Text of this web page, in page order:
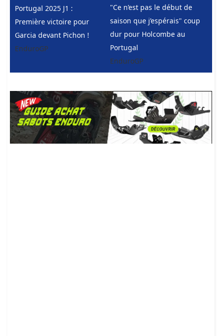
Portugal 2025 J1 :
Première victoire pour
Garcia devant Pichon !
EnduroGP
"Ce n’est pas le début de
saison que j’espérais" coup
dur pour Holcombe au
Portugal
EnduroGP